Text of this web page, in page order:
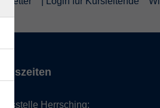
Herrsching: